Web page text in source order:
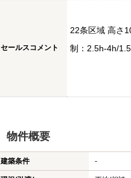
セールスコメント
22条区域 高さ
制：2.5h-4h/
物件概要
建築条件 -